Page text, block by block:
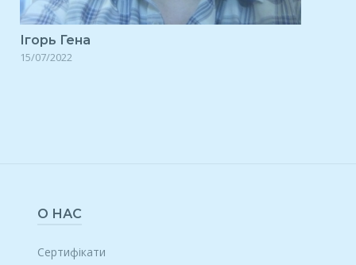
Ігорь Гена
15/07/2022
О НАС
Сертифікати